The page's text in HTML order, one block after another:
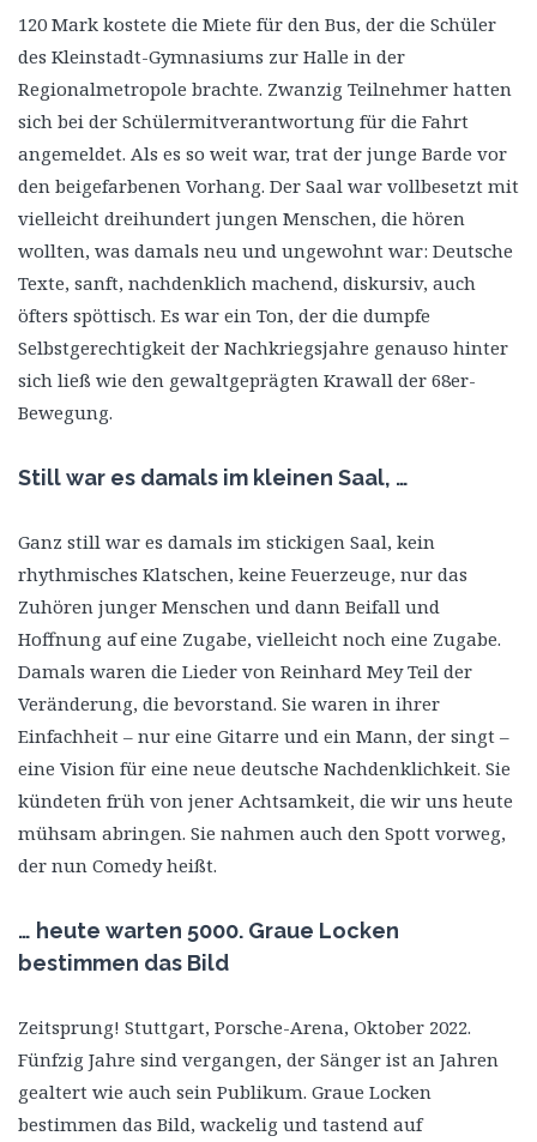
120 Mark kostete die Miete für den Bus, der die Schüler
des Kleinstadt-Gymnasiums zur Halle in der
Regionalmetropole brachte. Zwanzig Teilnehmer hatten
sich bei der Schülermitverantwortung für die Fahrt
angemeldet. Als es so weit war, trat der junge Barde vor
den beigefarbenen Vorhang. Der Saal war vollbesetzt mit
vielleicht dreihundert jungen Menschen, die hören
wollten, was damals neu und ungewohnt war: Deutsche
Texte, sanft, nachdenklich machend, diskursiv, auch
öfters spöttisch. Es war ein Ton, der die dumpfe
Selbstgerechtigkeit der Nachkriegsjahre genauso hinter
sich ließ wie den gewaltgeprägten Krawall der 68er-
Bewegung.
Still war es damals im kleinen Saal, …
Ganz still war es damals im stickigen Saal, kein
rhythmisches Klatschen, keine Feuerzeuge, nur das
Zuhören junger Menschen und dann Beifall und
Hoffnung auf eine Zugabe, vielleicht noch eine Zugabe.
Damals waren die Lieder von Reinhard Mey Teil der
Veränderung, die bevorstand. Sie waren in ihrer
Einfachheit – nur eine Gitarre und ein Mann, der singt –
eine Vision für eine neue deutsche Nachdenklichkeit. Sie
kündeten früh von jener Achtsamkeit, die wir uns heute
mühsam abringen. Sie nahmen auch den Spott vorweg,
der nun Comedy heißt.
… heute warten 5000. Graue Locken
bestimmen das Bild
Zeitsprung! Stuttgart, Porsche-Arena, Oktober 2022.
Fünfzig Jahre sind vergangen, der Sänger ist an Jahren
gealtert wie auch sein Publikum. Graue Locken
bestimmen das Bild, wackelig und tastend auf